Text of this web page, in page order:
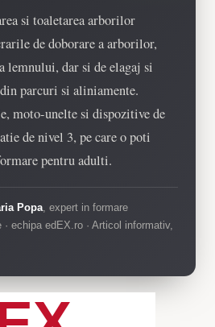
si toaletarea arborilor
de doborare a arborilor,
lemnului, dar si de elagaj si
parcuri si aliniamente.
moto-unelte si dispozitive de
de nivel 3, pe care o poti
pentru adulti.
Popa, expert in formare
echipa edEX.ro · Articol informativ,